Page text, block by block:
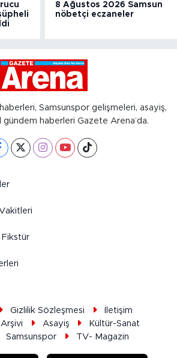
8 Ağustos 2026 Samsun
nöbetçi eczaneler
Samsunspor gelişmeleri, asayiş,
haberleri Gazete Arena’da.
Fikstür
Gizlilik Sözleşmesi
İletişim
Asayiş
Kültür-Sanat
Samsunspor TV- Magazin